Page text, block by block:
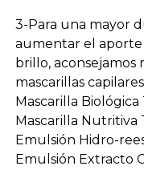
3-Para una mayor
aumentar el aporte
brillo, aconsejamos
mascarillas
Mascarilla
Mascarilla Nutritiva
Emulsión Hidro-
Emulsión Extracto